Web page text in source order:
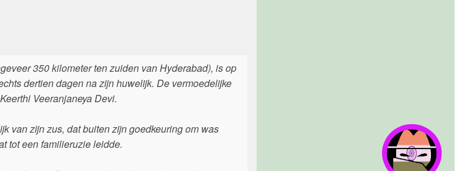
350 kilometer ten zuiden van Hyderabad), is op
dertien dagen na zijn huwelijk. De vermoedelijke
Veeranjaneya Devi.
van zijn zus, dat buiten zijn goedkeuring om was
tot een familieruzie leidde.